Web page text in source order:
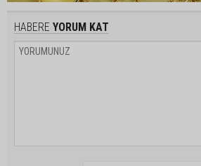
HABERE YORUM KAT